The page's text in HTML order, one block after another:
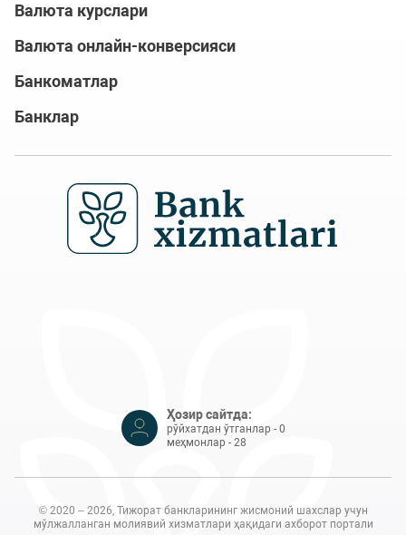
Валюта курслари
Валюта онлайн-конверсияси
Банкоматлар
Банклар
Ҳозир сайтда:
рўйхатдан ўтганлар - 0
меҳмонлар - 28
© 2020 – 2026, Тижорат банкларининг жисмоний шахслар учун
мўлжалланган молиявий хизматлари ҳақидаги ахборот портали